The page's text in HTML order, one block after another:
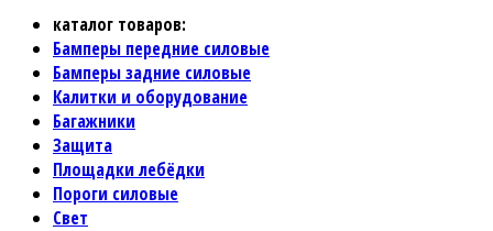
каталог товаров:
Бамперы передние силовые
Бамперы задние силовые
Калитки и оборудование
Багажники
Защита
Площадки лебёдки
Пороги силовые
Свет